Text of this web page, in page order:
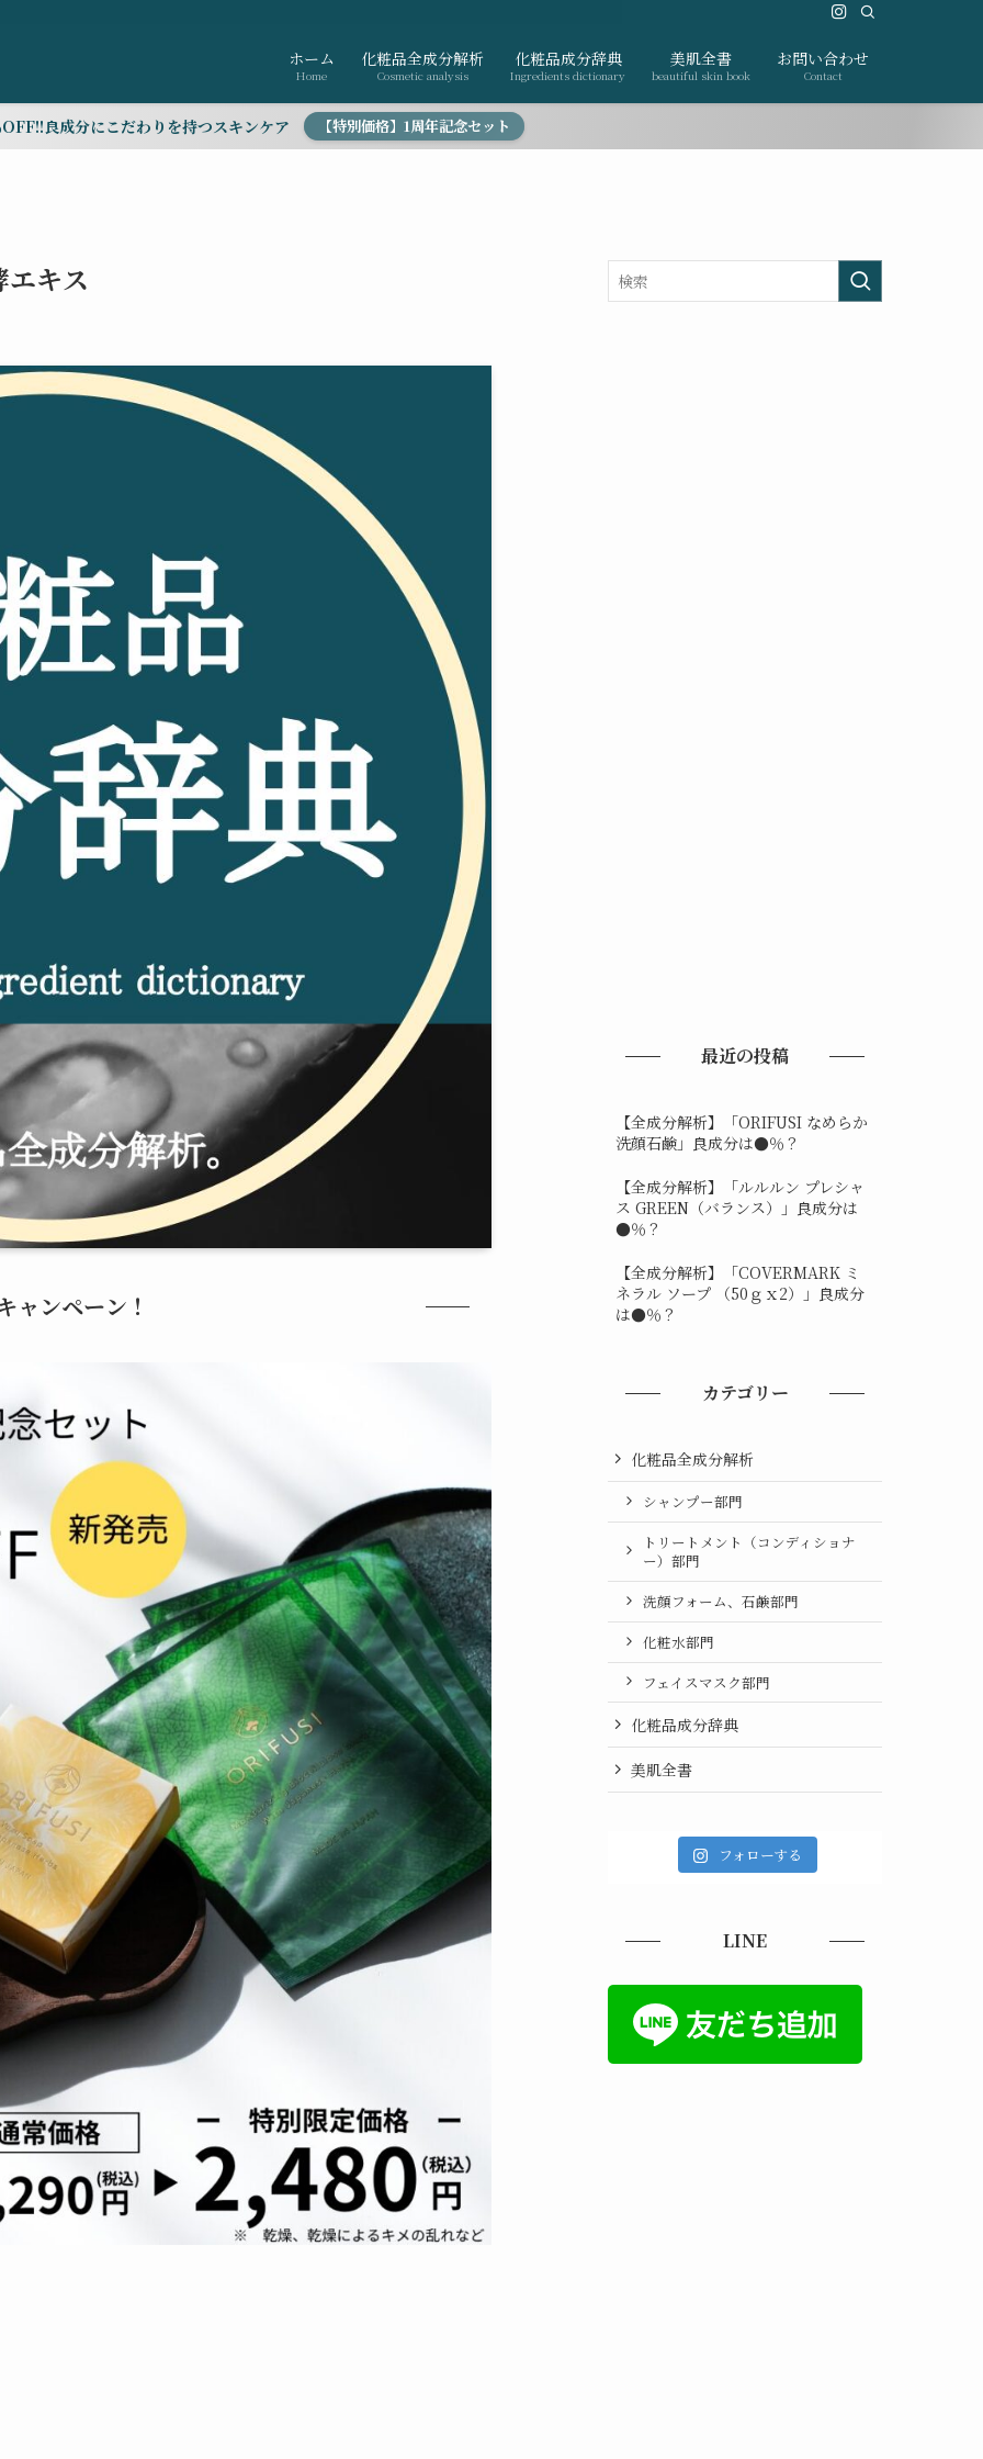
ホーム
Home
化粧品全成分解析
Cosmetic analysis
化粧品成分辞典
Ingredients dictionary
美肌全書
beautiful skin book
お問い合わせ
Contact
良成分にこだわりを持つスキンケア 【特別価格】1周年記念セット
キス
ャンペーン！
最近の投稿
【全成分解析】「ORIFUSI なめらか
洗顔石鹸」良成分は●％？
【全成分解析】「ルルルン プレシャ
ス GREEN（バランス）」良成分は
●％？
【全成分解析】「COVERMARK ミ
ネラル ソープ （50ｇｘ2）」良成分
は●％？
カテゴリー
化粧品全成分解析
シャンプー部門
トリートメント（コンディショナ
ー）部門
洗顔フォーム、石鹸部門
化粧水部門
フェイスマスク部門
化粧品成分辞典
美肌全書
フォローする
LINE